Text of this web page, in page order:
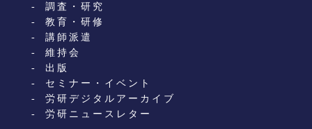
調査・研究
教育・研修
講師派遣
維持会
出版
セミナー・イベント
労研デジタルアーカイブ
労研ニュースレター